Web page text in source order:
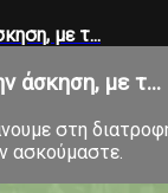
με τ...
άσκηση, με τ...
στη
ασκούμαστε.